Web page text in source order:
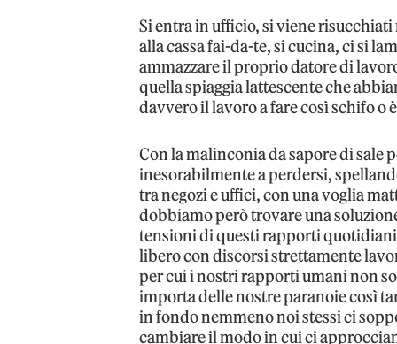
Si entra in ufficio, si viene risucchiati
alla cassa fai-da-te, si cucina, ci si
ammazzare il proprio datore di
quella spiaggia lattescente che
davvero il lavoro a fare così schifo o
Con la malinconia da sapore di sale
inesorabilmente a perdersi,
tra negozi e uffici, con una voglia
dobbiamo però trovare una
tensioni di questi rapporti
libero con discorsi strettamente
per cui i nostri rapporti umani non
importa delle nostre paranoie così
in fondo nemmeno noi stessi ci
cambiare il modo in cui ci